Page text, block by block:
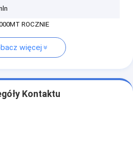
ROCZNIE
więcej
Kontaktu